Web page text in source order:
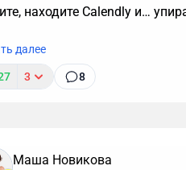
находите Calendly и…
далее
3 8
Маша Новикова